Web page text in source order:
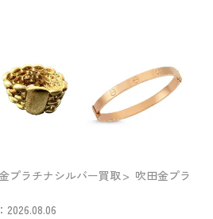
プラチナシルバー買取
吹田金プラ
2026.08.06